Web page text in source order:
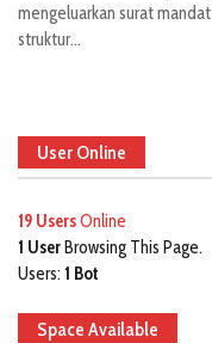
mengeluarkan surat
struktur...
User Online
19 UsersOnline
1 UserBrowsing This Page.
Users: 1 Bot
Space Available